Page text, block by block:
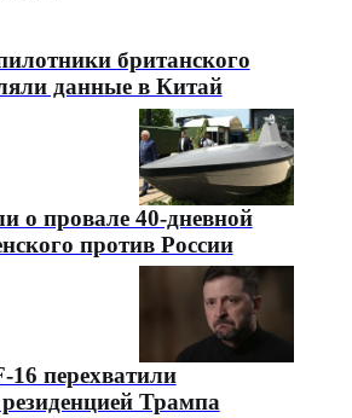
британского
данные в Китай
о провале 40-дневной
против России
16 перехватили
Трампа